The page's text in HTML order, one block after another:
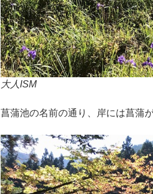
大人ISM
菖蒲池の名前の通り、岸には菖蒲